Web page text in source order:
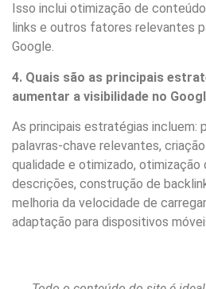
Isso inclui otimização de
links e outros fatores relevantes
Google.
4. Quais são as principais
aumentar a visibilidade no
As principais estratégias incluem:
palavras-chave relevantes,
qualidade e otimizado,
descrições, construção de
melhoria da velocidade de
adaptação para dispositivos